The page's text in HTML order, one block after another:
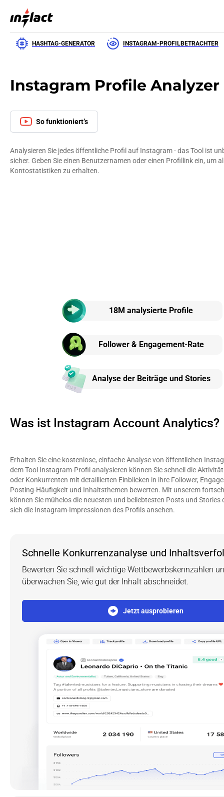
HASHTAG-GENERATOR INSTAGRAM-PROFILBETRACHTER
Instagram Profile Analyzer
So funktioniert’s
Analysieren Sie jedes öffentliche Profil auf Instagram - das Tool ist
sicher. Geben Sie einen Benutzernamen oder einen Profillink ein, um alle
Kontostatistiken zu erhalten.
18M analysierte Profile
Follower & Engagement-Rate
Analyse der Beiträge und Stories
Was ist Instagram Account Analytics?
Erhalten Sie eine kostenlose, einfache Analyse von öffentlichen
dem Tool Instagram-Profil analysieren können Sie schnell die Aktivität
oder Konkurrenten mit detaillierten Einblicken in ihre Follower,
Posting-Häufigkeit und Inhaltsthemen bewerten. Mit unserem
können Sie mühelos die neuesten und beliebtesten Posts und Stories
sich die Instagram-Impressionen des Profils ansehen.
Schnelle Konkurrenzanalyse und
Bewerten Sie schnell wichtige Wettbewerbskennzahlen
überwachen Sie, wie gut der Inhalt abschneidet.
Jetzt ausprobieren